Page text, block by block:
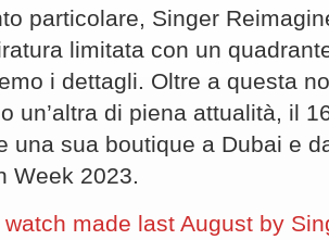
particolare, Singer
limitata con un
i dettagli. Oltre a questa
un’altra di piena attualità, il
una sua boutique a Dubai e
Week 2023.
made last August by